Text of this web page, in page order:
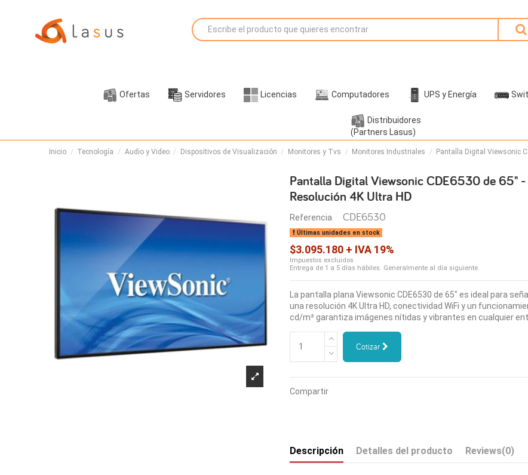
Ofertas Servidores Licencias Computadores UPS y Energía
Distribuidores
(Partners Lasus)
Inicio Tecnología Audio y Video Dispositivos de Visualización Monitores y Tvs Monitores Industriales Pantalla Digital Viewsonic
Pantalla Digital Viewsonic CDE6530 de 65"
Resolución 4K Ultra HD
Referencia CDE6530
Últimas unidades en stock
$3.095.180 + IVA 19%
Impuestos excluidos
Entrega de 1 a 5 días hábiles. Generalmente al día siguiente.
La pantalla plana Viewsonic CDE6530 de 65" es ideal para
una resolución 4K Ultra HD, conectividad WiFi y un
cd/m² garantiza imágenes nítidas y vibrantes en cualquier
Cotizar
Compartir
Descripción Detalles del producto Reviews(0)